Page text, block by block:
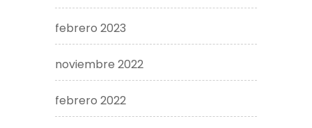
febrero 2023
noviembre 2022
febrero 2022